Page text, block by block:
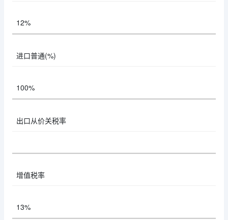
12%
进口普通(%)
100%
出口从价关税率
增值税率
13%